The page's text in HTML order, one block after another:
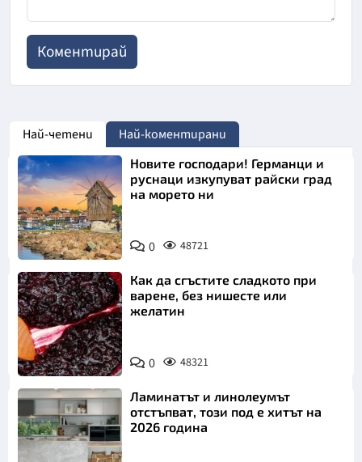
Най-четени Най-коментирани
Новите господари! Германци и
руснаци изкупуват райски град
на морето ни
0 48721
Как да сгъстите сладкото при
варене, без нишесте или
желатин
0 48321
Ламинатът и линолеумът
отстъпват, този под е хитът на
2026 година